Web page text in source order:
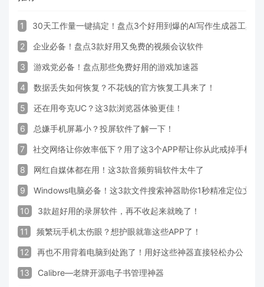
1 30天工作量一键搞定！盘点3个好用到爆的AI写作生成器工具
2 企业必备！盘点3款好用又免费的视频会议软件
3 游戏党必备！盘点那些免费好用的游戏加速器
4 数据丢失如何恢复？不花钱的官方恢复工具来了！
5 还在用夸克UC？这3款浏览器体验更佳！
6 总嫌手机屏幕小？投屏软件了解一下！
7 社交网络让你效率低下？用了这3个APP帮让你从此戒掉手机！
8 网红自媒体都在用！这3款音频剪辑软件太牛了
9 Windows电脑必备！这3款文件搜索神器助你1秒精准定位文件
10 3款超好用的录屏软件，再不收起来就晚了！
11 频繁玩手机太伤眼？想护眼就靠这些APP了！
12 再也不用背着电脑到处跑了！用好这些神器直接轻松办公
13 Calibre—老牌开源电子书管理神器